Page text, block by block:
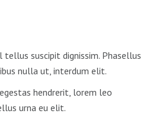
suscipit dignissim. Phasellus
nulla ut, interdum elit.
hendrerit, lorem leo
urna eu elit.